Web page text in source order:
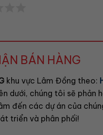
BÁN HÀNG
khu vực Lâm Đồng theo:
dưới, chúng tôi sẽ phản
đến các dự án của
triển và phân phối!